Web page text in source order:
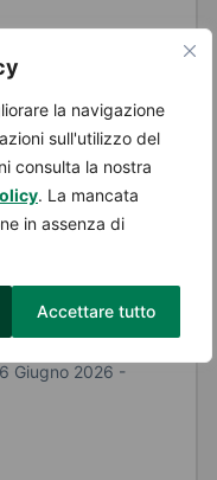
la navigazione
sull'utilizzo del
consulta la nostra
. La mancata
in assenza di
Accettare tutto
dalle icone
Music
Giugno 2026 -